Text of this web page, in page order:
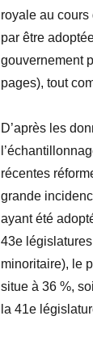
royale au cours
par être
gouvernement
pages), tout
D’après les
l’
récentes
grande
ayantété
43e
minoritaire), le
situe à 36 %,
la 41e